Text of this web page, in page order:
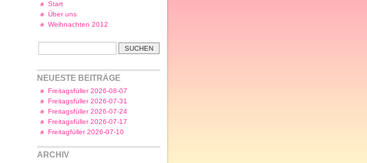
Start
Über uns
Weihnachten 2012
NEUESTE BEITRÄGE
Freitagsfüller 2026-08-07
Freitagsfüller 2026-07-31
Freitagsfüller 2026-07-24
Freitagsfüller 2026-07-17
Freitagfüller 2026-07-10
ARCHIV